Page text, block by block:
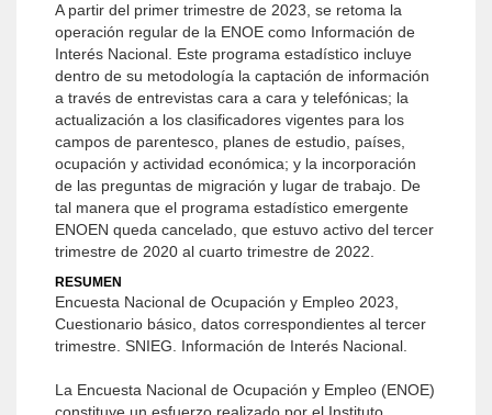
A partir del primer trimestre de 2023, se retoma la
operación regular de la ENOE como Información de
Interés Nacional. Este programa estadístico incluye
dentro de su metodología la captación de información
a través de entrevistas cara a cara y telefónicas; la
actualización a los clasificadores vigentes para los
campos de parentesco, planes de estudio, países,
ocupación y actividad económica; y la incorporación
de las preguntas de migración y lugar de trabajo. De
tal manera que el programa estadístico emergente
ENOEN queda cancelado, que estuvo activo del tercer
trimestre de 2020 al cuarto trimestre de 2022.
RESUMEN
Encuesta Nacional de Ocupación y Empleo 2023,
Cuestionario básico, datos correspondientes al tercer
trimestre. SNIEG. Información de Interés Nacional.
La Encuesta Nacional de Ocupación y Empleo (ENOE)